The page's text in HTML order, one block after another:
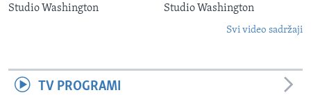
Studio Washington Studio Washington
Svi video sadržaji
TV PROGRAMI